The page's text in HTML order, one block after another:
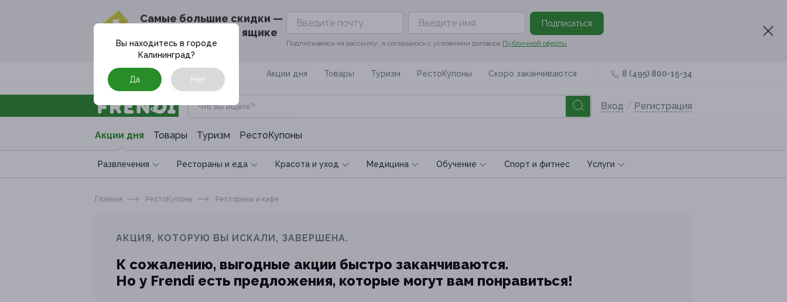
Cамые большие скидки —
в твоём почтовом ящике
Подписаться
Подписываясь на рассылку, я соглашаюсь с условиями договора Публичной оферты
Москва Акции дня Товары Туризм РестоКупоны Скоро заканчиваются 8 (495) 800-15-34
Вход / Регистрация
Акции дня Товары Туризм РестоКупоны
Развлечения Рестораны и еда Красота и уход Медицина Обучение Спoрт и фитнес Услуги
Вы находитесь в городе
Калининград?
Да Нет
Главная РестоКупоны Рестораны и кафе
АКЦИЯ, КОТОРУЮ ВЫ ИСКАЛИ, ЗАВЕРШЕНА.
К сожалению, выгодные акции быстро заканчиваются.
Но у Frendi есть предложения, которые могут вам понравиться!